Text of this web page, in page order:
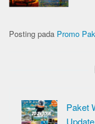
Posting pada Promo
Paket